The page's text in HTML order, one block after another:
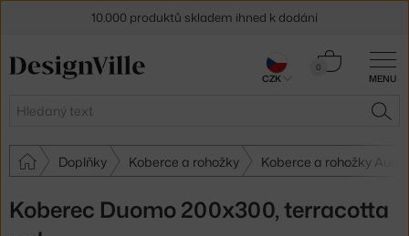
MENU
Hledat
0
Košík
Doplňky Koberce a rohožky Koberce a rohožky
Koberec Duomo 200x300, terracotta
10.000 produktů skladem ihned k dodání
Sleva 5 % pro odběratele
CZK